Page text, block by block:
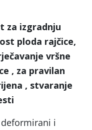
za izgradnju
ploda rajčice,
vršne
, za pravilan
, stvaranje
i